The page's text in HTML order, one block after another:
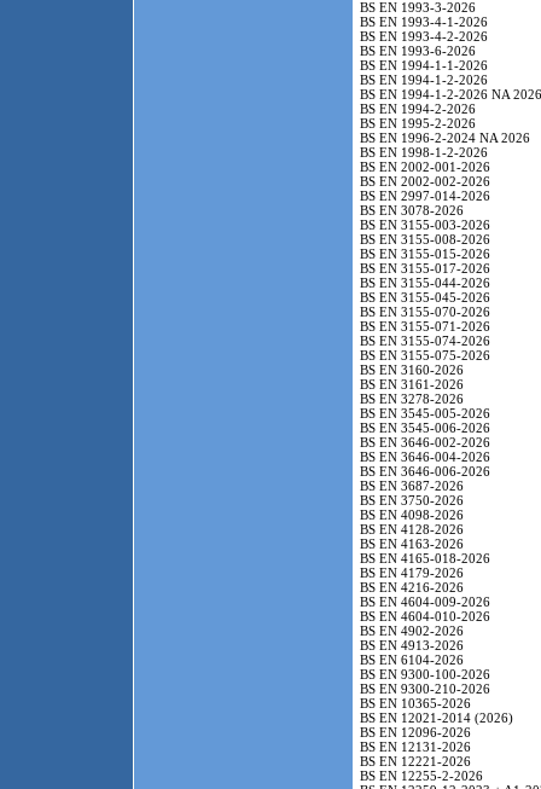
BS EN 1993-3-2026
BS EN 1993-4-1-2026
BS EN 1993-4-2-2026
BS EN 1993-6-2026
BS EN 1994-1-1-2026
BS EN 1994-1-2-2026
BS EN 1994-1-2-2026 NA 2026
BS EN 1994-2-2026
BS EN 1995-2-2026
BS EN 1996-2-2024 NA 2026
BS EN 1998-1-2-2026
BS EN 2002-001-2026
BS EN 2002-002-2026
BS EN 2997-014-2026
BS EN 3078-2026
BS EN 3155-003-2026
BS EN 3155-008-2026
BS EN 3155-015-2026
BS EN 3155-017-2026
BS EN 3155-044-2026
BS EN 3155-045-2026
BS EN 3155-070-2026
BS EN 3155-071-2026
BS EN 3155-074-2026
BS EN 3155-075-2026
BS EN 3160-2026
BS EN 3161-2026
BS EN 3278-2026
BS EN 3545-005-2026
BS EN 3545-006-2026
BS EN 3646-002-2026
BS EN 3646-004-2026
BS EN 3646-006-2026
BS EN 3687-2026
BS EN 3750-2026
BS EN 4098-2026
BS EN 4128-2026
BS EN 4163-2026
BS EN 4165-018-2026
BS EN 4179-2026
BS EN 4216-2026
BS EN 4604-009-2026
BS EN 4604-010-2026
BS EN 4902-2026
BS EN 4913-2026
BS EN 6104-2026
BS EN 9300-100-2026
BS EN 9300-210-2026
BS EN 10365-2026
BS EN 12021-2014 (2026)
BS EN 12096-2026
BS EN 12131-2026
BS EN 12221-2026
BS EN 12255-2-2026